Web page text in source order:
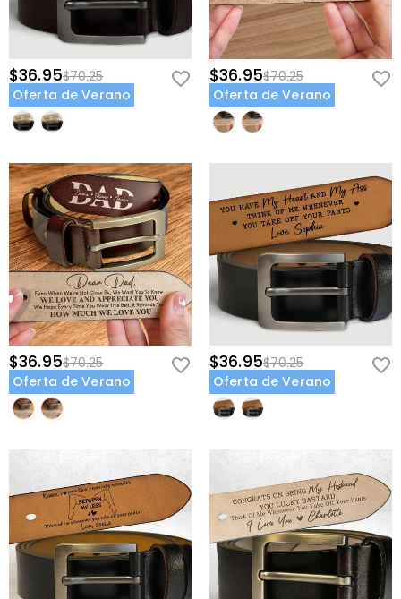
$36.95$70.25
Oferta de Verano
$36.95$70.25
Oferta de Verano
$36.95$70.25
Oferta de Verano
$36.95$70.25
Oferta de Verano